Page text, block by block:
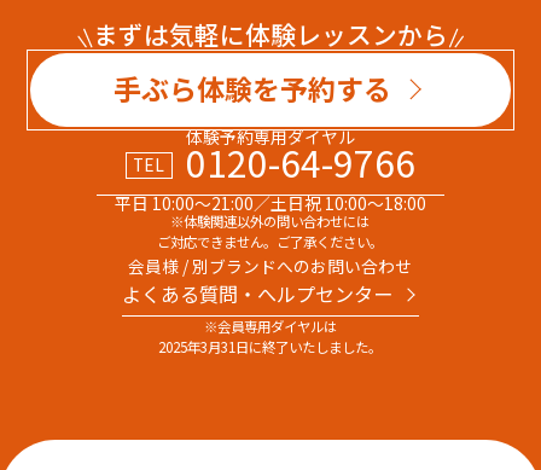
まずは気軽に体験レッスンから
手ぶら体験を予約する
体験予約専用ダイヤル
TEL
0120-64-9766
平日 10:00～21:00／土日祝 10:00～18:00
※体験関連以外の問い合わせには
ご対応できません。ご了承ください。
会員様 / 別ブランドへのお問い合わせ
よくある質問・へルプセンター
※会員専用ダイヤルは
2025年3月31日に終了いたしました。